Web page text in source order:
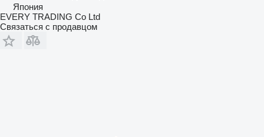
Япония
EVERY TRADING Co Ltd
Связаться с продавцом